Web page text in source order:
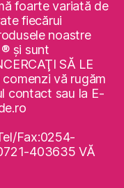
foarte variată de
fiecărui
noastre
şi sunt
SĂ LE
vă rugăm
contact sau la E-
Fax:0254-
403635 VĂ